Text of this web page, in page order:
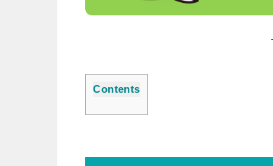
Contents